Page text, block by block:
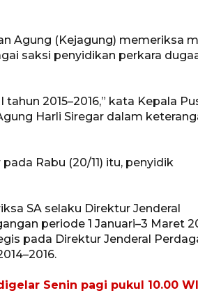
Agung (Kejagung) memeriksa
saksi penyidikan perkara
2015–2016,” kata Kepala
Harli Siregar dalam
Rabu (20/11) itu, penyidik
SA selaku Direktur Jenderal
periode 1 Januari–3 Maret
pada Direktur Jenderal
Senin pagi pukul 10.00